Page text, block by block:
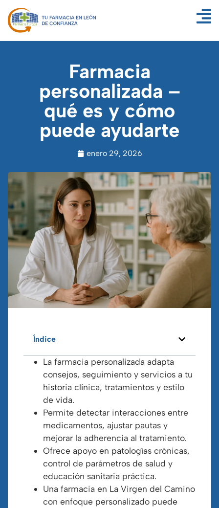
Farmacia
personalizada –
qué es y cómo
puede ayudarte
enero 29, 2026
Índice
La farmacia personalizada adapta
consejos, seguimiento y servicios a tu
historia clínica, tratamientos y estilo
de vida.
Permite detectar interacciones entre
medicamentos, ajustar pautas y
mejorar la adherencia al tratamiento.
Ofrece apoyo en patologías crónicas,
control de parámetros de salud y
educación sanitaria práctica.
Una farmacia en La Virgen del Camino
con enfoque personalizado puede